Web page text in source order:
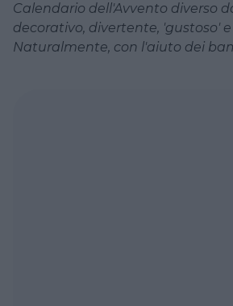
Calendario dell'Avvento diverso
decorativo, divertente, 'gustoso'
Naturalmente, con l'aiuto dei